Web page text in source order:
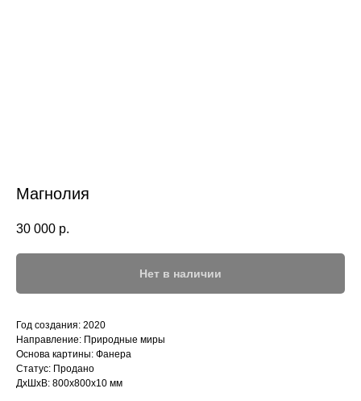
Магнолия
30 000 р.
Нет в наличии
Год создания: 2020
Направление: Природные миры
Основа картины: Фанера
Статус: Продано
ДxШxВ: 800x800x10 мм